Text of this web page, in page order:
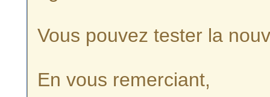
Vous pouvez tester la
En vous remerciant,